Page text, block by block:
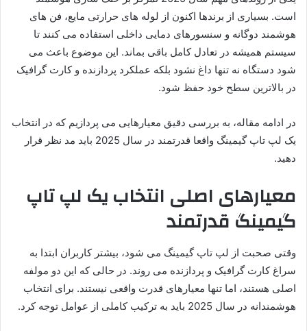
است. بسیاری از برندها اکنون از لوله های حرارتی مایع، فن های
هوشمند دوگانه و سنسورهای دمایی داخلی استفاده می کنند تا
سیستم همیشه در تعادل کامل باقی بماند. این موضوع باعث می
شود دستگاه نه تنها داغ نشود بلکه عملکرد پردازنده و کارت گرافیک
در بالاترین سطح خود حفظ شود.
در ادامه مقاله، به بررسی دقیق معیارهایی می پردازیم که در انتخاب
یک لپ تاپ گیمینگ واقعا قدرتمند در سال 2025 باید مد نظر قرار
دهید.
معیارهای اصلی انتخاب یک لپ تاپ
گیمینگ قدرتمند
وقتی صحبت از لپ تاپ گیمینگ می شود، بیشتر کاربران ابتدا به
سراغ کارت گرافیک و پردازنده می روند. در حالی که این دو مولفه
اصلی هستند، اما تنها معیارهای قدرت واقعی نیستند. برای انتخاب
هوشمندانه در سال 2025 باید به ترکیب کاملی از عوامل توجه کرد.